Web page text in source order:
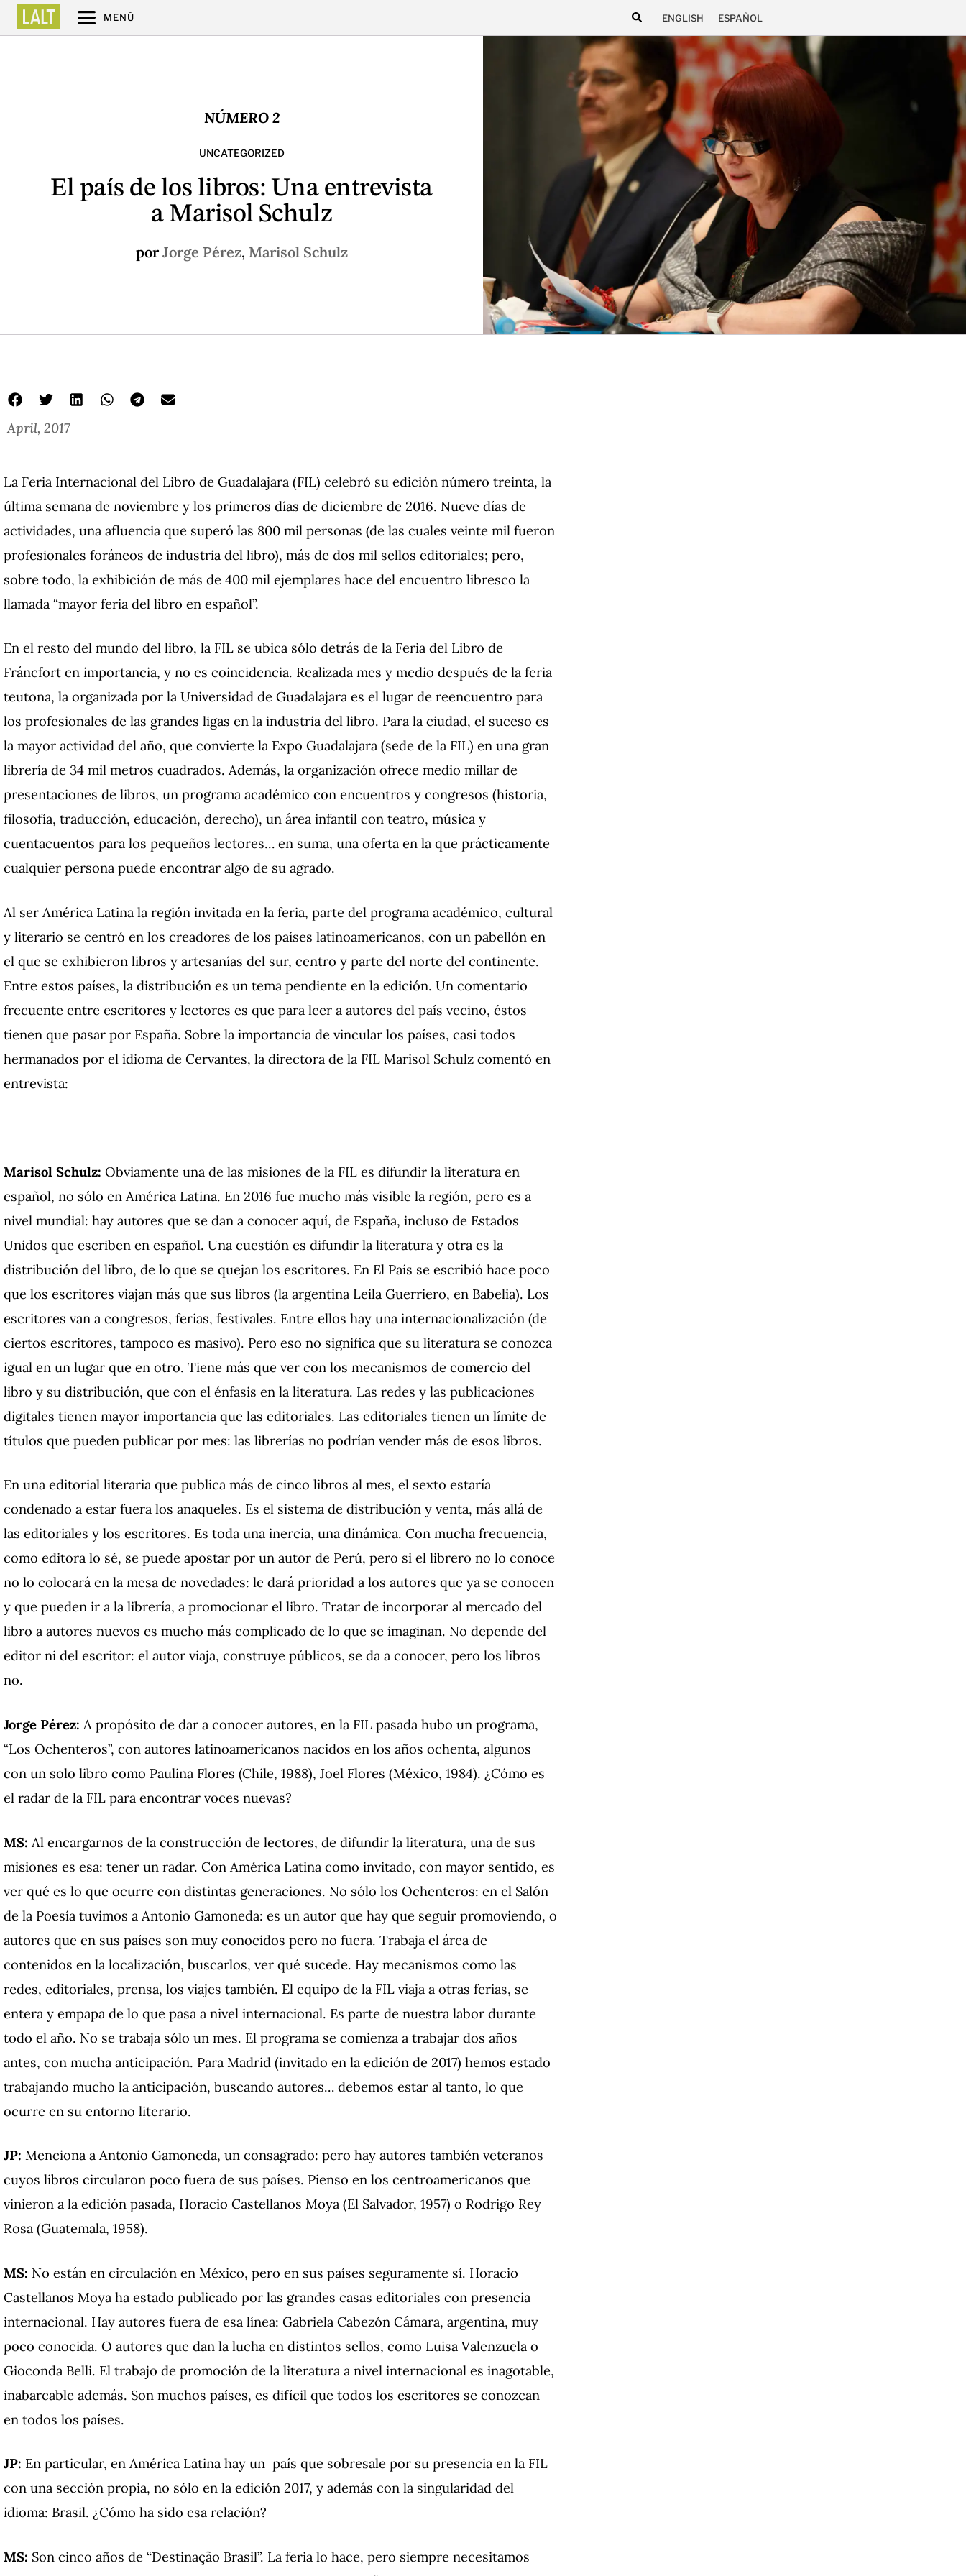
MENÚ ENGLISH ESPAÑOL
NÚMERO 2
UNCATEGORIZED
El país de los libros: Una entrevista
a Marisol Schulz
por Jorge Pérez, Marisol Schulz
April, 2017
La Feria Internacional del Libro de Guadalajara (FIL) celebró su edición número treinta, la
última semana de noviembre y los primeros días de diciembre de 2016. Nueve días de
actividades, una afluencia que superó las 800 mil personas (de las cuales veinte mil fueron
profesionales foráneos de industria del libro), más de dos mil sellos editoriales; pero,
sobre todo, la exhibición de más de 400 mil ejemplares hace del encuentro libresco la
llamada “mayor feria del libro en español”.
En el resto del mundo del libro, la FIL se ubica sólo detrás de la Feria del Libro de
Fráncfort en importancia, y no es coincidencia. Realizada mes y medio después de la feria
teutona, la organizada por la Universidad de Guadalajara es el lugar de reencuentro para
los profesionales de las grandes ligas en la industria del libro. Para la ciudad, el suceso es
la mayor actividad del año, que convierte la Expo Guadalajara (sede de la FIL) en una gran
librería de 34 mil metros cuadrados. Además, la organización ofrece medio millar de
presentaciones de libros, un programa académico con encuentros y congresos (historia,
filosofía, traducción, educación, derecho), un área infantil con teatro, música y
cuentacuentos para los pequeños lectores… en suma, una oferta en la que prácticamente
cualquier persona puede encontrar algo de su agrado.
Al ser América Latina la región invitada en la feria, parte del programa académico, cultural
y literario se centró en los creadores de los países latinoamericanos, con un pabellón en
el que se exhibieron libros y artesanías del sur, centro y parte del norte del continente.
Entre estos países, la distribución es un tema pendiente en la edición. Un comentario
frecuente entre escritores y lectores es que para leer a autores del país vecino, éstos
tienen que pasar por España. Sobre la importancia de vincular los países, casi todos
hermanados por el idioma de Cervantes, la directora de la FIL Marisol Schulz comentó en
entrevista:
Marisol Schulz: Obviamente una de las misiones de la FIL es difundir la literatura en
español, no sólo en América Latina. En 2016 fue mucho más visible la región, pero es a
nivel mundial: hay autores que se dan a conocer aquí, de España, incluso de Estados
Unidos que escriben en español. Una cuestión es difundir la literatura y otra es la
distribución del libro, de lo que se quejan los escritores. En El País se escribió hace poco
que los escritores viajan más que sus libros (la argentina Leila Guerriero, en Babelia). Los
escritores van a congresos, ferias, festivales. Entre ellos hay una internacionalización (de
ciertos escritores, tampoco es masivo). Pero eso no significa que su literatura se conozca
igual en un lugar que en otro. Tiene más que ver con los mecanismos de comercio del
libro y su distribución, que con el énfasis en la literatura. Las redes y las publicaciones
digitales tienen mayor importancia que las editoriales. Las editoriales tienen un límite de
títulos que pueden publicar por mes: las librerías no podrían vender más de esos libros.
En una editorial literaria que publica más de cinco libros al mes, el sexto estaría
condenado a estar fuera los anaqueles. Es el sistema de distribución y venta, más allá de
las editoriales y los escritores. Es toda una inercia, una dinámica. Con mucha frecuencia,
como editora lo sé, se puede apostar por un autor de Perú, pero si el librero no lo conoce
no lo colocará en la mesa de novedades: le dará prioridad a los autores que ya se conocen
y que pueden ir a la librería, a promocionar el libro. Tratar de incorporar al mercado del
libro a autores nuevos es mucho más complicado de lo que se imaginan. No depende del
editor ni del escritor: el autor viaja, construye públicos, se da a conocer, pero los libros
no.
Jorge Pérez: A propósito de dar a conocer autores, en la FIL pasada hubo un programa,
“Los Ochenteros”, con autores latinoamericanos nacidos en los años ochenta, algunos
con un solo libro como Paulina Flores (Chile, 1988), Joel Flores (México, 1984). ¿Cómo es
el radar de la FIL para encontrar voces nuevas?
MS: Al encargarnos de la construcción de lectores, de difundir la literatura, una de sus
misiones es esa: tener un radar. Con América Latina como invitado, con mayor sentido, es
ver qué es lo que ocurre con distintas generaciones. No sólo los Ochenteros: en el Salón
de la Poesía tuvimos a Antonio Gamoneda: es un autor que hay que seguir promoviendo, o
autores que en sus países son muy conocidos pero no fuera. Trabaja el área de
contenidos en la localización, buscarlos, ver qué sucede. Hay mecanismos como las
redes, editoriales, prensa, los viajes también. El equipo de la FIL viaja a otras ferias, se
entera y empapa de lo que pasa a nivel internacional. Es parte de nuestra labor durante
todo el año. No se trabaja sólo un mes. El programa se comienza a trabajar dos años
antes, con mucha anticipación. Para Madrid (invitado en la edición de 2017) hemos estado
trabajando mucho la anticipación, buscando autores… debemos estar al tanto, lo que
ocurre en su entorno literario.
JP: Menciona a Antonio Gamoneda, un consagrado: pero hay autores también veteranos
cuyos libros circularon poco fuera de sus países. Pienso en los centroamericanos que
vinieron a la edición pasada, Horacio Castellanos Moya (El Salvador, 1957) o Rodrigo Rey
Rosa (Guatemala, 1958).
MS: No están en circulación en México, pero en sus países seguramente sí. Horacio
Castellanos Moya ha estado publicado por las grandes casas editoriales con presencia
internacional. Hay autores fuera de esa línea: Gabriela Cabezón Cámara, argentina, muy
poco conocida. O autores que dan la lucha en distintos sellos, como Luisa Valenzuela o
Gioconda Belli. El trabajo de promoción de la literatura a nivel internacional es inagotable,
inabarcable además. Son muchos países, es difícil que todos los escritores se conozcan
en todos los países.
JP: En particular, en América Latina hay un país que sobresale por su presencia en la FIL
con una sección propia, no sólo en la edición 2017, y además con la singularidad del
idioma: Brasil. ¿Cómo ha sido esa relación?
MS: Son cinco años de “Destinação Brasil”. La feria lo hace, pero siempre necesitamos